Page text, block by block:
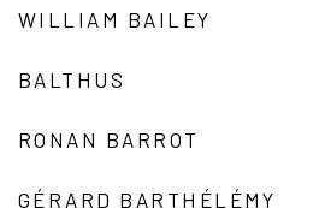
WILLIAM BAILEY
BALTHUS
RONAN BARROT
GÉRARD BARTHÉLÉMY